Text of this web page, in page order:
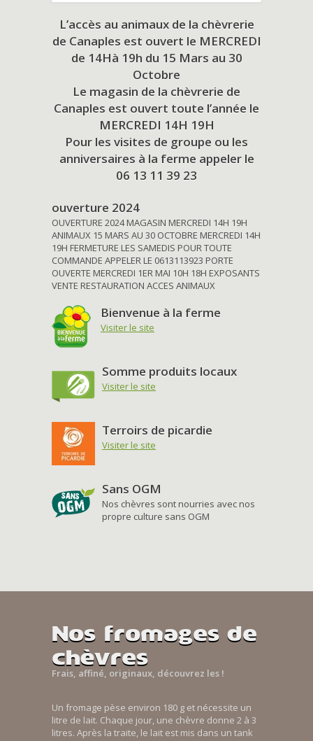
L’accès au animaux de la chèvrerie
de Canaples est ouvert le MERCREDI
de 14Hà 19h du 15 Mars au 30
Octobre
Le magasin de la chèvrerie de
Canaples est ouvert toute l’année le
MERCREDI 14H 19H
Pour les visites de groupe ou les
anniversaires à la ferme appeler le
06 13 11 39 23
ouverture 2024
OUVERTURE 2024 MAGASIN MERCREDI 14H 19H
ANIMAUX 15 MARS AU 30 OCTOBRE MERCREDI 14H
19H FERMETURE LES SAMEDIS POUR TOUTE
COMMANDE APPELER LE 0613113923 PORTE
OUVERTE MERCREDI 1ER MAI 10H 18H EXPOSANTS
VENTE RESTAURATION ACCES ANIMAUX
Bienvenue à la ferme
Visiter le site
Somme produits locaux
Visiter le site
Terroirs de picardie
Visiter le site
Sans OGM
Nos chèvres sont nourries avec nos
propre culture sans OGM
Nos fromages de
chèvres
Frais, affiné, originaux, découvrez les !
Un fromage pèse environ 180 g et nécessite un
litre de lait. Chaque jour, une chèvre donne 2 à 3
litres. Après la traite, le lait est mis dans un tank